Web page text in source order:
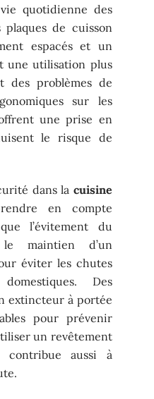
quotidienne des
plaques de cuisson
espacés et un
une utilisation plus
problèmes de
sur les
une prise en
le risque de
dans la cuisine
en compte
l’évitement du
maintien d’un
éviter les chutes
Des
extincteur à portée
pour prévenir
un revêtement
contribue aussi à